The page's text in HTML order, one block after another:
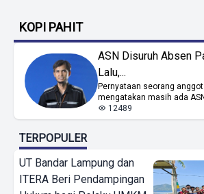
KOPI PAHIT
ASN Disuruh Absen
Lalu,...
Pernyataan seorang
mengatakan masih ada
12489
TERPOPULER
UT Bandar Lampung dan
ITERA Beri Pendampingan